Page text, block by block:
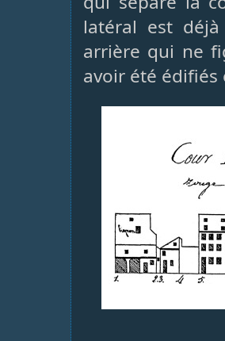
latéral est
arrière qui ne
avoir été édifiés